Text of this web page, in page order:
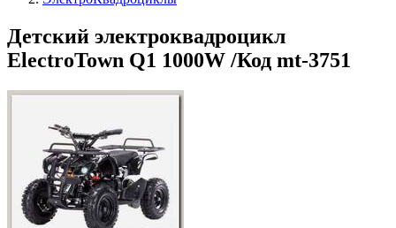
Детский электроквадроцикл
ElectroTown Q1 1000W /Код mt-3751